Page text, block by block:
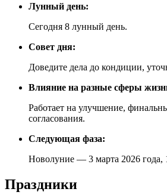
Лунный день:
Сегодня 8 лунный день.
Совет дня:
Доведите дела до кондиции,
Влияние на разные сферы
Работает на улучшение,
согласования.
Следующая фаза:
Новолуние — 3 марта 2026 года,
Праздники